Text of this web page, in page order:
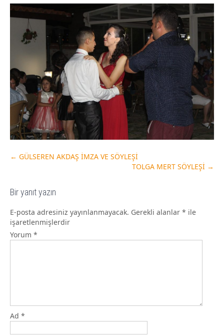
← GÜLSEREN AKDAŞ İMZA VE SÖYLEŞİ
TOLGA MERT SÖYLEŞİ →
Bir yanıt yazın
E-posta adresiniz yayınlanmayacak. Gerekli alanlar * ile
işaretlenmişlerdir
Yorum *
Ad *